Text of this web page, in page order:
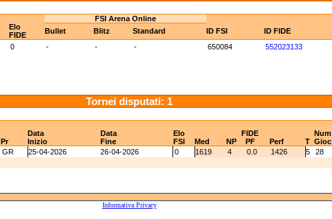
FSI Arena Online
Elo
FIDE
Bullet Blitz Standard ID FSI ID FIDE
0 - - - 650084 552023133
Tornei disputati: 1
Data Data Elo FIDE Num
Pr Inizio Fine FSI Med NP PF Perf T Gioc
GR 25-04-2026 26-04-2026 0 1619 4 0.0 1426 5 28
Informativa Privacy